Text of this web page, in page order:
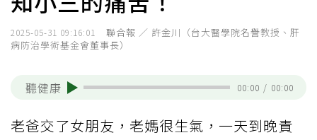
2025-05-31 09:16:01
聯合報 ／ 許金川（台大醫學院名譽教授、肝
病防治學術基金會董事長）
聽健康 00:00 / 00:00
老爸交了女朋友，老媽很生氣，一天到晚責